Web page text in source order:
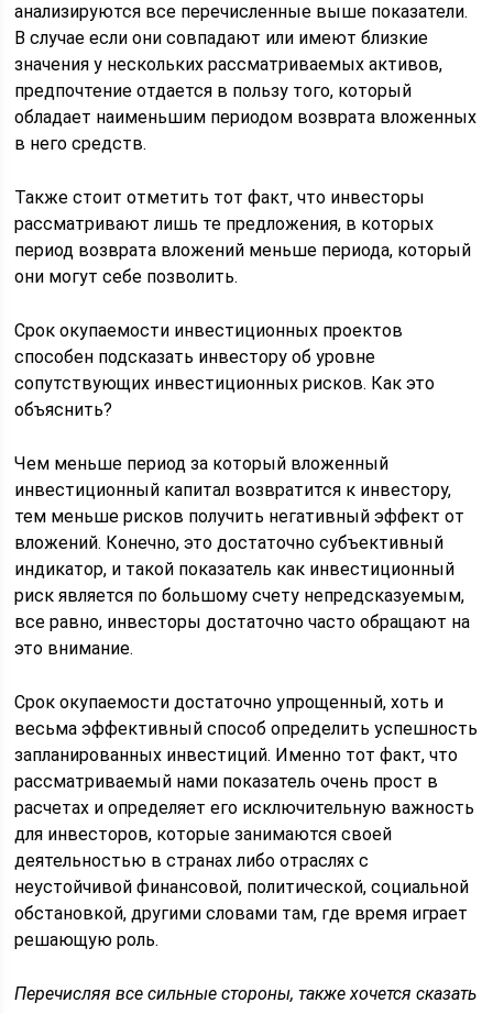
анализируются все перечисленные выше показатели.
В случае если они совпадают или имеют близкие
значения у нескольких рассматриваемых активов,
предпочтение отдается в пользу того, который
обладает наименьшим периодом возврата вложенных
в него средств.
Также стоит отметить тот факт, что инвесторы
рассматривают лишь те предложения, в которых
период возврата вложений меньше периода, который
они могут себе позволить.
Срок окупаемости инвестиционных проектов
способен подсказать инвестору об уровне
сопутствующих инвестиционных рисков. Как это
объяснить?
Чем меньше период за который вложенный
инвестиционный капитал возвратится к инвестору,
тем меньше рисков получить негативный эффект от
вложений. Конечно, это достаточно субъективный
индикатор, и такой показатель как инвестиционный
риск является по большому счету непредсказуемым,
все равно, инвесторы достаточно часто обращают на
это внимание.
Срок окупаемости достаточно упрощенный, хоть и
весьма эффективный способ определить успешность
запланированных инвестиций. Именно тот факт, что
рассматриваемый нами показатель очень прост в
расчетах и определяет его исключительную важность
для инвесторов, которые занимаются своей
деятельностью в странах либо отраслях с
неустойчивой финансовой, политической, социальной
обстановкой, другими словами там, где время играет
решающую роль.
Перечисляя все сильные стороны, также хочется сказать